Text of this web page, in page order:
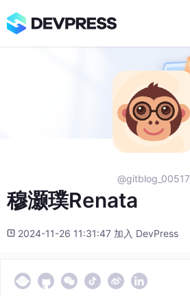
@gitblog_00517
穆灏璞Renata
2024-11-26 11:31:47 加入 DevPress